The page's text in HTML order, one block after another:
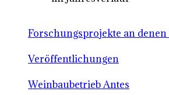
Forschungsprojekte an
Veröffentlichungen
Weinbaubetrieb Antes